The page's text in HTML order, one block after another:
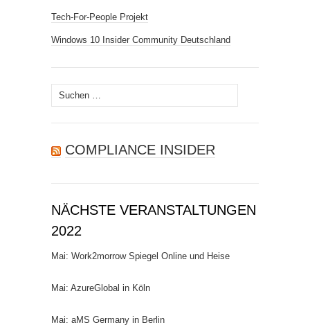
Tech-For-People Projekt
Windows 10 Insider Community Deutschland
Suchen
nach:
COMPLIANCE INSIDER
NÄCHSTE VERANSTALTUNGEN
2022
Mai: Work2morrow Spiegel Online und Heise
Mai: AzureGlobal in Köln
Mai: aMS Germany in Berlin